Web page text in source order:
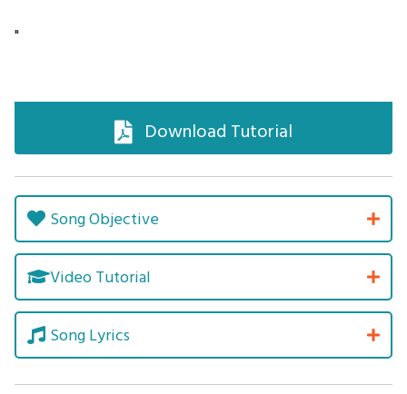
Download Tutorial
"
Song Objective
Video Tutorial
Song Lyrics